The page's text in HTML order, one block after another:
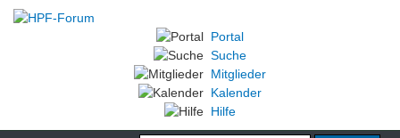
Portal
Suche
Mitglieder
Kalender
Hilfe